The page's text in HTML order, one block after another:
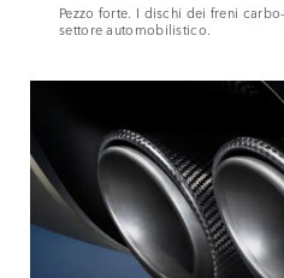
Pezzo forte. I dischi dei freni
settore automobilistico.